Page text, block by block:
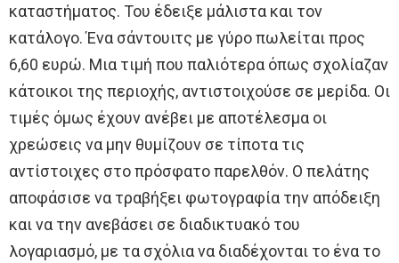
καταστήματος. Του έδειξε μάλιστα και τον
κατάλογο. Ένα σάντουιτς με γύρο πωλείται προς
6,60 ευρώ. Μια τιμή που παλιότερα όπως σχολίαζαν
κάτοικοι της περιοχής, αντιστοιχούσε σε μερίδα. Οι
τιμές όμως έχουν ανέβει με αποτέλεσμα οι
χρεώσεις να μην θυμίζουν σε τίποτα τις
αντίστοιχες στο πρόσφατο παρελθόν. Ο πελάτης
αποφάσισε να τραβήξει φωτογραφία την απόδειξη
και να την ανεβάσει σε διαδικτυακό του
λογαριασμό, με τα σχόλια να διαδέχονται το ένα το